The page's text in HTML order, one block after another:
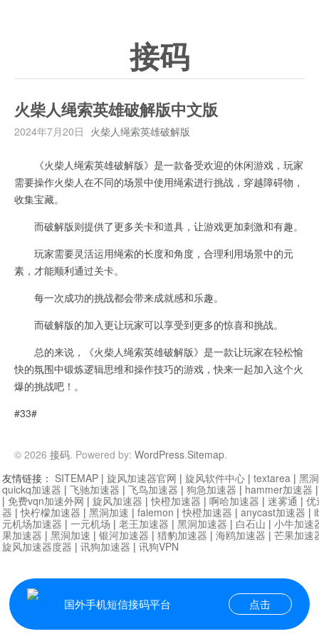
接码
火柴人绳索英雄破解版中文版
2024年7月20日 火柴人绳索英雄破解版
《火柴人绳索英雄破解版》是一款备受欢迎的休闲游戏，玩家
需要操作火柴人在不同的场景中使用绳索进行挑战，穿越障碍物，
收集宝藏。
而破解版则提供了更多关卡和道具，让游戏更加刺激和有趣。
玩家需要灵活运用绳索的长度和角度，合理利用场景中的元
素，才能顺利通过关卡。
每一次成功的挑战都会带来成就感和乐趣。
而破解版的加入更让玩家可以享受到更多的惊喜和挑战。
总的来说，《火柴人绳索英雄破解版》是一款让玩家在轻松愉
快的氛围中锻炼逻辑思维和操作技巧的游戏，快来一起加入这个火
爆的挑战吧！。
#33#
© 2026 接码. Powered by: WordPress.Sitemap.
国外手机短信接码平台 点击
友情链接： SITEMAP | 旋风加速器官网 | 旋风软件中心 | textarea | 黑
quickq加速器 | 飞驰加速器 | 飞鸟加速器 | 狗急加速器 | hammer加速器
| 免费vqn加速外网 | 旋风加速器 |快橙加速器 | 啊哈加速器 | 迷雾通 | 优
器 |快柠檬加速器 | 黑洞加速 | falemon |快橙加速器 | anycast加速器 |
元机场加速器 | 一元机场 | 老王加速器 | 黑洞加速器 | 白石山 | 小牛加速
果加速器 | 黑洞加速 | 银河加速器 | 猎豹加速器 | 海鸥加速器 | 芒果加速
旋风加速器度器 | 讯狗加速器 | 讯狗VPN